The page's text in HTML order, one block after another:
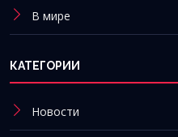
В мире
КАТЕГОРИИ
Новости